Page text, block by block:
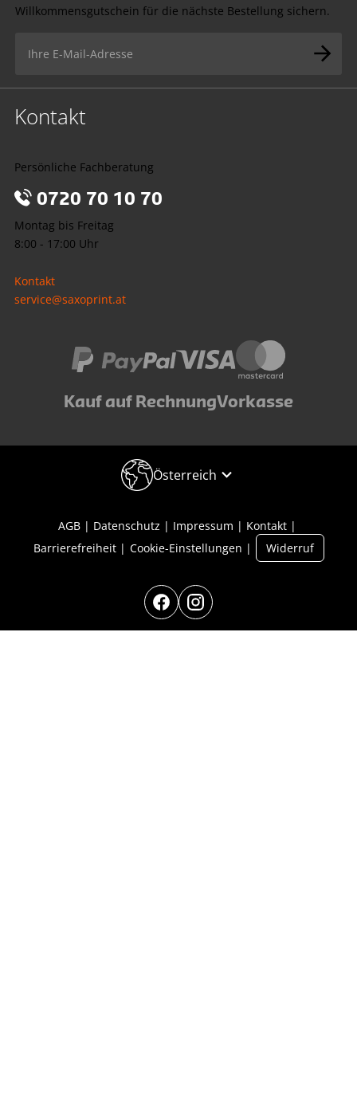
Willkommensgutschein für die nächste Bestellung sichern.
Kontakt
Persönliche Fachberatung
0720 70 10 70
Montag bis Freitag
8:00 - 17:00 Uhr
Kontakt
service@saxoprint.at
Kauf auf RechnungVorkasse
Österreich
AGB Datenschutz Impressum
Kontakt
Barrierefreiheit
Cookie-Einstellungen Widerruf